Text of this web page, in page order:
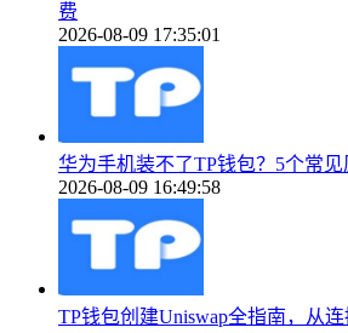
费
2026-08-09 17:35:01
华为手机装不了TP钱包？5个常
2026-08-09 16:49:58
TP钱包创建Uniswap全指南，从